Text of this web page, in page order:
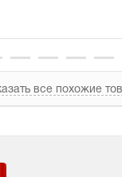
все похожие